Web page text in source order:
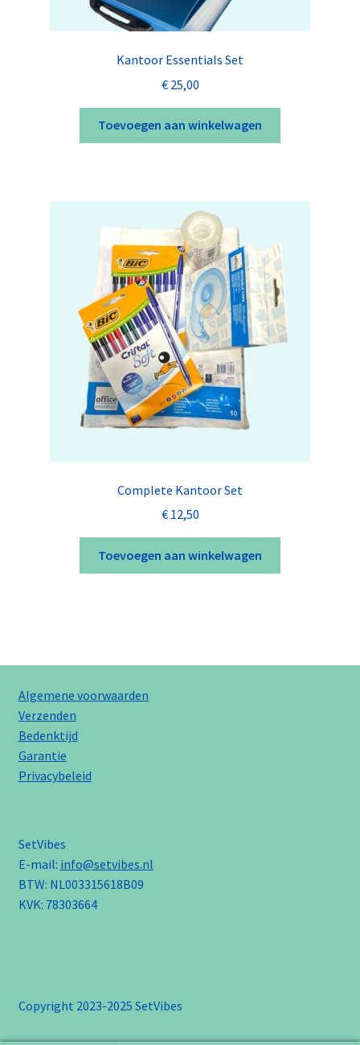
Kantoor Essentials Set
€25,00
Toevoegen aan winkelwagen
Complete Kantoor Set
€12,50
Toevoegen aan winkelwagen
Algemene voorwaarden
Verzenden
Bedenktijd
Garantie
Privacybeleid
SetVibes
E-mail: info@setvibes.nl
BTW: NL003315618B09
KVK: 78303664
Copyright 2023-2025 SetVibes